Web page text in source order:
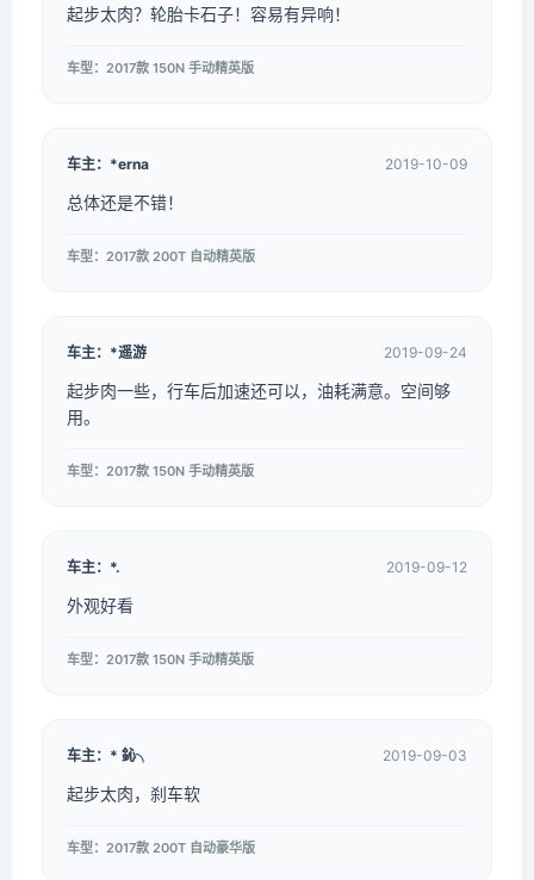
起步太肉？轮胎卡石子！容易有异响！
车型：2017款 150N 手动精英版
车主：*erna 2019-10-09
总体还是不错！
车型：2017款 200T 自动精英版
车主：*遥游 2019-09-24
起步肉一些，行车后加速还可以，油耗满意。空间够
用。
车型：2017款 150N 手动精英版
车主：*. 2019-09-12
外观好看
车型：2017款 150N 手动精英版
车主：* 鈊╮ 2019-09-03
起步太肉，刹车软
车型：2017款 200T 自动豪华版